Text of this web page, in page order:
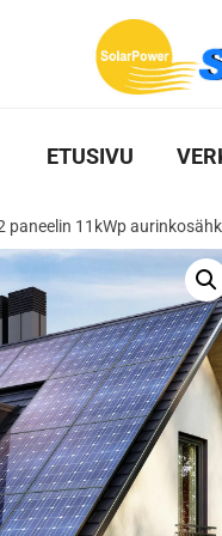
ETUSIVU
paneelin 11kWp